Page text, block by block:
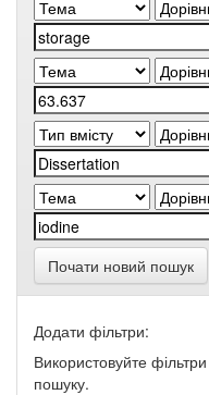
Почати новий пошук
Додати фільтри:
Використовуйте
пошуку.